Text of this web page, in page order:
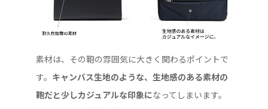
素材は、その鞄の雰囲気に大きく関わるポイントで
す。 キャンバス生地のような、生地感のある素材の
鞄だと少しカジュアルな印象になってしまいます。